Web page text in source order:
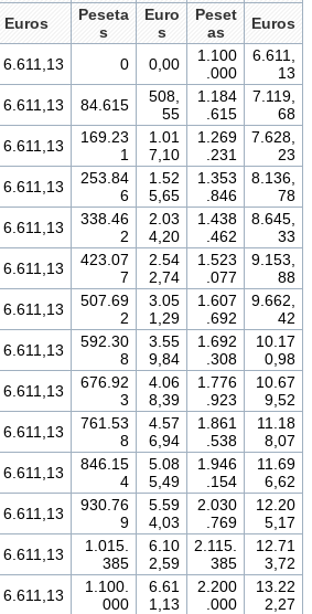
Euros
Peseta
s
Euro
s
Peset
as
Euros
6.611,13 0 0,00
1.100
.000
6.611,
13
6.611,13 84.615
508,
55
1.184
.615
7.119,
68
6.611,13
169.23
1
1.01
7,10
1.269
.231
7.628,
23
6.611,13
253.84
6
1.52
5,65
1.353
.846
8.136,
78
6.611,13
338.46
2
2.03
4,20
1.438
.462
8.645,
33
6.611,13
423.07
7
2.54
2,74
1.523
.077
9.153,
88
6.611,13
507.69
2
3.05
1,29
1.607
.692
9.662,
42
6.611,13
592.30
8
3.55
9,84
1.692
.308
10.17
0,98
6.611,13
676.92
3
4.06
8,39
1.776
.923
10.67
9,52
6.611,13
761.53
8
4.57
6,94
1.861
.538
11.18
8,07
6.611,13
846.15
4
5.08
5,49
1.946
.154
11.69
6,62
6.611,13
930.76
9
5.59
4,03
2.030
.769
12.20
5,17
6.611,13
1.015.
385
6.10
2,59
2.115.
385
12.71
3,72
6.611,13
1.100.
000
6.61
1,13
2.200
.000
13.22
2,27